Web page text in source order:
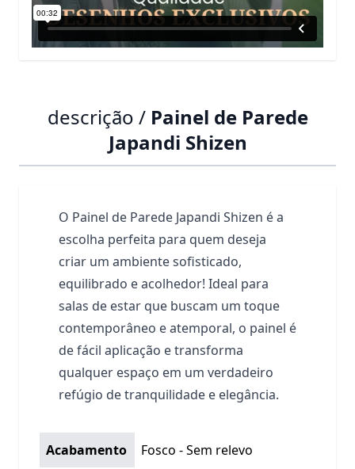
descrição / Painel de Parede
Japandi Shizen
O Painel de Parede Japandi Shizen é a
escolha perfeita para quem deseja
criar um ambiente sofisticado,
equilibrado e acolhedor! Ideal para
salas de estar que buscam um toque
contemporâneo e atemporal, o painel é
de fácil aplicação e transforma
qualquer espaço em um verdadeiro
refúgio de tranquilidade e elegância.
Acabamento Fosco - Sem relevo